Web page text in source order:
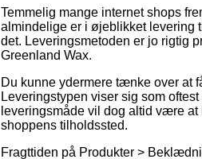
Temmelig mange internet shops
almindelige er i øjeblikket levering
det. Leveringsmetoden er jo rigtig
Greenland Wax.
Du kunne ydermere tænke over at
Leveringstypen viser sig som
leveringsmåde vil dog altid være at
shoppens tilholdssted.
Fragttiden på Produkter >